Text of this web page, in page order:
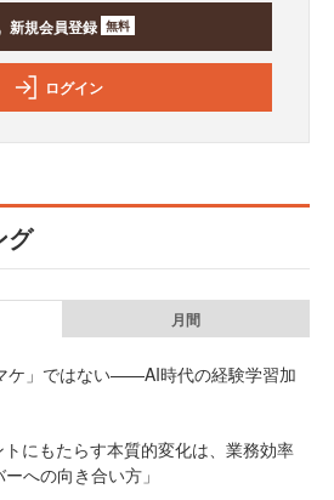
新規会員登録 無料
ログイン
グ
月間
ケ」ではない——AI時代の経験学習加
にもたらす本質的変化は、業務効率
への向き合い方」